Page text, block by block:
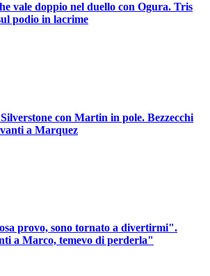
vale doppio nel duello con Ogura. Tris
podio in lacrime
con Martin in pole. Bezzecchi
a Marquez
provo, sono tornato a divertirmi".
a Marco, temevo di perderla"